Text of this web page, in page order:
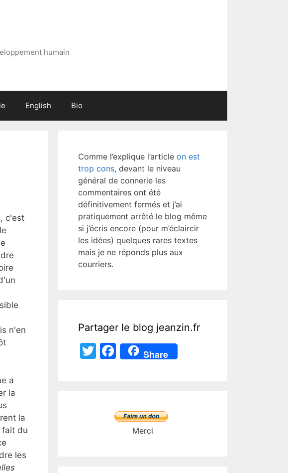
humain
English Bio
c'est
n'en
a
la
la
fait du
les
Comme l’explique l’article on est
trop cons, devant le niveau
général de connerie les
commentaires ont été
définitivement fermés et j’ai
pratiquement arrêté le blog même
si j’écris encore (pour m’éclaircir
les idées) quelques rares textes
mais je ne réponds plus aux
courriers.
Partager le blog jeanzin.fr
T
F
b
Share
Merci